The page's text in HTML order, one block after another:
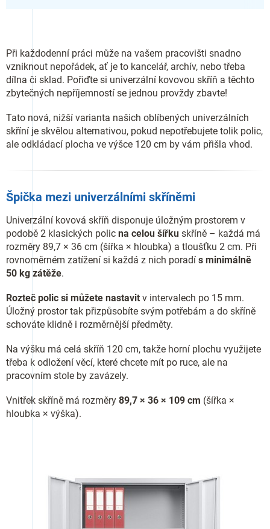
Při každodenní práci může na vašem pracovišti snadno
vzniknout nepořádek, ať je to kancelář, archív, nebo třeba
dílna či sklad. Pořiďte si univerzální kovovou skříň a těchto
zbytečných nepříjemností se jednou provždy zbavte!
Tato nová, nižší varianta našich oblíbených univerzálních
skříní je skvělou alternativou, pokud nepotřebujete tolik polic,
ale odkládací plocha ve výšce 120 cm by vám přišla vhod.
Špička mezi univerzálními skříněmi
Univerzální kovová skříň disponuje úložným prostorem v
podobě 2 klasických polic na celou šířku skříně – každá má
rozměry 89,7 × 36 cm (šířka × hloubka) a tloušťku 2 cm. Při
rovnoměrném zatížení si každá z nich poradí s minimálně
50 kg zátěže.
Rozteč polic si můžete nastavit v intervalech po 15 mm.
Úložný prostor tak přizpůsobíte svým potřebám a do skříně
schováte klidně i rozměrnější předměty.
Na výšku má celá skříň 120 cm, takže horní plochu využijete
třeba k odložení věcí, které chcete mít po ruce, ale na
pracovním stole by zavázely.
Vnitřek skříně má rozměry 89,7 × 36 × 109 cm (šířka ×
hloubka × výška).